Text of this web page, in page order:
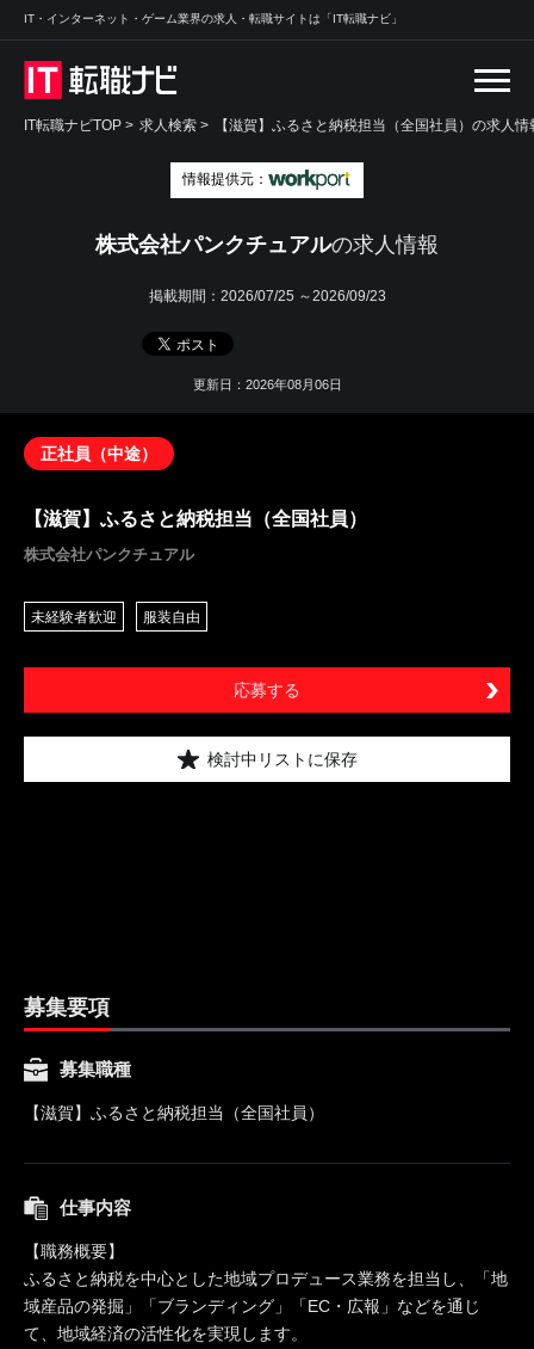
IT・インターネット・ゲーム業界の求人・転職サイトは「IT転職ナビ」
IT転職ナビTOP > 求人検索 > 【滋賀】ふるさと納税担当（全国社員）の求人情
情報提供元：
株式会社パンクチュアルの求人情報
掲載期間： 2026/07/25 ～2026/09/23
更新日：2026年08月06日
正社員（中途）
【滋賀】ふるさと納税担当（全国社員）
株式会社パンクチュアル
未経験者歓迎 服装自由
応募する
検討中リストに保存
募集要項
募集職種
【滋賀】ふるさと納税担当（全国社員）
仕事内容
【職務概要】
ふるさと納税を中心とした地域プロデュース業務を担当し、「地
域産品の発掘」「ブランディング」「EC・広報」などを通じ
て、地域経済の活性化を実現します。